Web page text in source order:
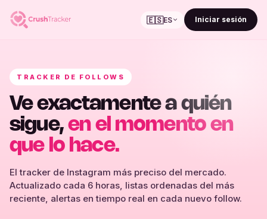
🇪🇸ES Iniciar sesión
TRACKER DE FOLLOWS
Ve exactamente a quién
sigue, en el momento en
que lo hace.
El tracker de Instagram más preciso del mercado.
Actualizado cada 6 horas, listas ordenadas del más
reciente, alertas en tiempo real en cada nuevo follow.